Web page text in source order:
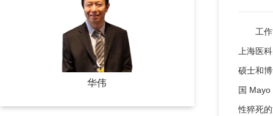
华伟
工
上海医
硕士和
国 Mayo
性猝死